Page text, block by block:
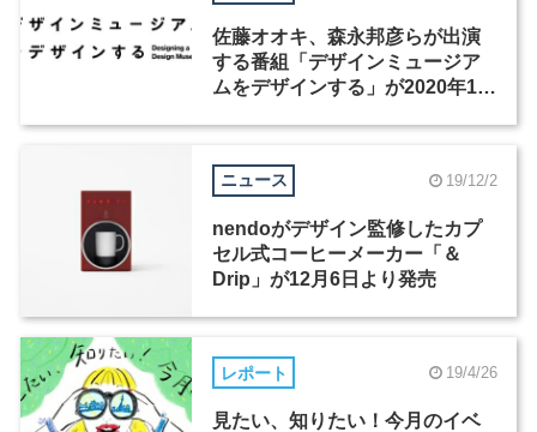
佐藤オオキ、森永邦彦らが出演
する番組「デザインミュージア
ムをデザインする」が2020年1月
ニュース 19/12/2
nendoがデザイン監修したカプ
セル式コーヒーメーカー「＆
Drip」が12月6日より発売
レポート 19/4/26
見たい、知りたい！今月のイベ